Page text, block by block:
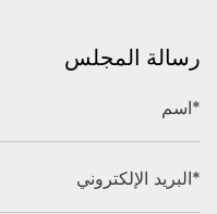
رسالة المجلس
اسم*
البريد الإلكتروني*